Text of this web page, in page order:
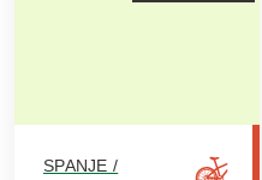
SPANJE /